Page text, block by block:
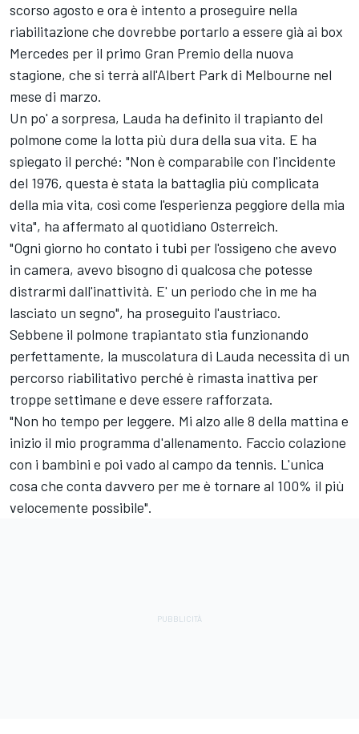
scorso agosto e ora è intento a proseguire nella
riabilitazione che dovrebbe portarlo a essere già ai box
Mercedes per il primo Gran Premio della nuova
stagione, che si terrà all'Albert Park di Melbourne nel
mese di marzo.
Un po' a sorpresa, Lauda ha definito il trapianto del
polmone come la lotta più dura della sua vita. E ha
spiegato il perché: "Non è comparabile con l'incidente
del 1976, questa è stata la battaglia più complicata
della mia vita, così come l'esperienza peggiore della mia
vita", ha affermato al quotidiano Osterreich.
"Ogni giorno ho contato i tubi per l'ossigeno che avevo
in camera, avevo bisogno di qualcosa che potesse
distrarmi dall'inattività. E' un periodo che in me ha
lasciato un segno", ha proseguito l'austriaco.
Sebbene il polmone trapiantato stia funzionando
perfettamente, la muscolatura di Lauda necessita di un
percorso riabilitativo perché è rimasta inattiva per
troppe settimane e deve essere rafforzata.
"Non ho tempo per leggere. Mi alzo alle 8 della mattina e
inizio il mio programma d'allenamento. Faccio colazione
con i bambini e poi vado al campo da tennis. L'unica
cosa che conta davvero per me è tornare al 100% il più
velocemente possibile".